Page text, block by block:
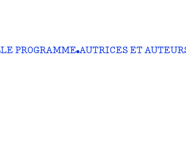
LE PROGRAMME AUTRICES ET